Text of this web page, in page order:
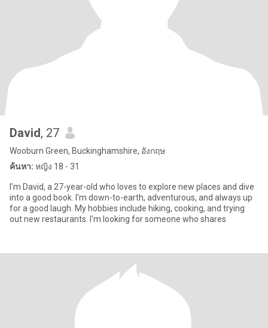
David, 27
Wooburn Green, Buckinghamshire, อังกฤษ
ค้นหา: หญิง 18 - 31
I'm David, a 27-year-old who loves to explore new places and dive
into a good book. I'm down-to-earth, adventurous, and always up
for a good laugh. My hobbies include hiking, cooking, and trying
out new restaurants. I'm looking for someone who shares